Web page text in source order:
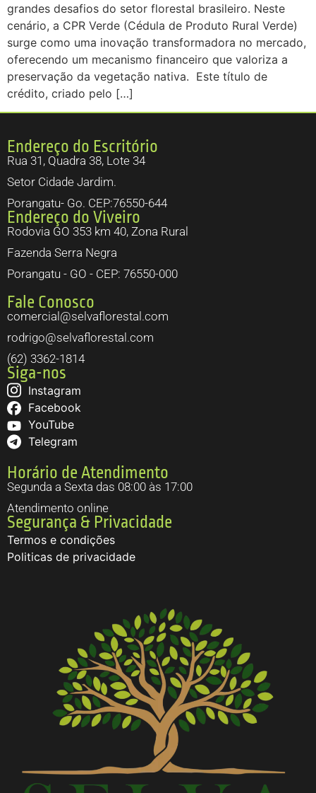
grandes desafios do setor florestal brasileiro. Neste
cenário, a CPR Verde (Cédula de Produto Rural Verde)
surge como uma inovação transformadora no mercado,
oferecendo um mecanismo financeiro que valoriza a
preservação da vegetação nativa. Este título de
crédito, criado pelo […]
Endereço do Escritório
Rua 31, Quadra 38, Lote 34
Setor Cidade Jardim.
Porangatu- Go. CEP:76550-644
Endereço do Viveiro
Rodovia GO 353 km 40, Zona Rural
Fazenda Serra Negra
Porangatu - GO - CEP: 76550-000
Fale Conosco
comercial@selvaflorestal.com
rodrigo@selvaflorestal.com
(62) 3362-1814
Siga-nos
Instagram
Facebook
YouTube
Telegram
Horário de Atendimento
Segunda a Sexta das 08:00 às 17:00
Atendimento online
Segurança & Privacidade
Termos e condições
Politicas de privacidade